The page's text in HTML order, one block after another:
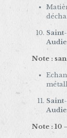
Note :
Note : 10